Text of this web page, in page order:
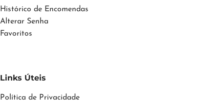
Histórico de Encomendas
Alterar Senha
Favoritos
Links Úteis
Política de Privacidade